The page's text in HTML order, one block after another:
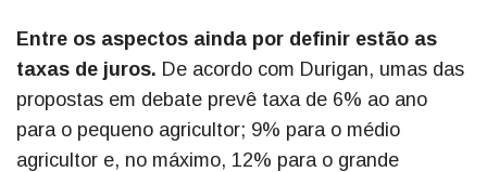
Entre os aspectos ainda por definir estão as
taxas de juros. De acordo com Durigan, umas das
propostas em debate prevê taxa de 6% ao ano
para o pequeno agricultor; 9% para o médio
agricultor e, no máximo, 12% para o grande